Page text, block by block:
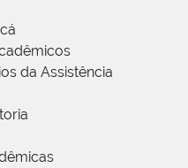
da Assistência